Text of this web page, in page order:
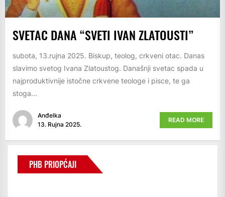
SVETAC DANA “SVETI IVAN ZLATOUSTI”
subota, 13.rujna 2025. Biskup, teolog, crkveni otac. Danas
slavimo svetog Ivana Zlatoustog. Današnji svetac spada u
najproduktivnije istočne crkvene teologe i pisce, te ga
stoga...
Anđelka
13. Rujna 2025.
READ MORE
PHB PRIOPĆAJI